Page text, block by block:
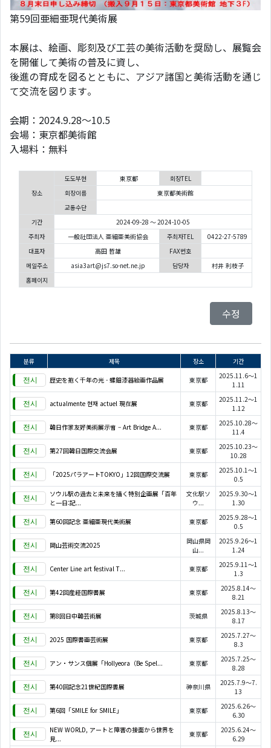
第59回亜細亜現代美術展
本展は、絵画、彫刻及び工芸の美術活動を奨励し、展覧会
を開催して美術の普及に資し、
後進の育成を図るとともに、アジア諸国と美術活動を通じ
て交流を図ります。
会期：2024.9.28～10.5
会場：東京都美術館
入場料：無料
장소
도도부현 東京都
회장TEL
회장이름
東京都美術館
교통수단
기간
2024-09-28 ～ 2024-10-05
주최자
一般社団法人 亜細亜美術協会 주최자TEL
0422-27-5789
대표자
高田 哲雄
FAX번호
메일주소
asia3art@js7.so-net.ne.jp 담당자
村井 利枝子
홈페이지
수정
분류 제목 장소 기간
歴史を抱く千年の光 - 螺鈿漆器絵画作品展 東京都
2025.11.6～1
1.11
actualmente 현재 actuel 現在展 東京都
2025.11.2～1
1.12
韓日作家友好美術展示會 – Art Bridge A... 東京都
2025.10.28～
11.4
第27回韓日国際交流会展 東京都
2025.10.23～
10.28
「2025パラアートTOKYO」12回国際交流展 東京都
2025.10.1～1
0.5
ソウル駅の過去と未来を描く特別企画展「百年
と一日:記...
文化駅ソ
ウ...
2025.9.30～1
1.30
第60回記念 亜細亜現代美術展 東京都
2025.9.28～1
0.5
岡山芸術交流2025
岡山県岡
山...
2025.9.26～1
1.24
Center Line art festival T... 東京都
2025.9.11～1
1.3
第42回産経国際書展 東京都
2025.8.14～
8.21
第8回日中韓芸術展 茨城県
2025.8.13～
8.17
2025 国際書画芸術展 東京都
2025.7.27～
8.3
アン・サンス個展「Hollyeora（Be Spel... 東京都
2025.7.25～
8.28
第40回記念21世紀国際書展 神奈川県
2025.7.9～7.
13
第6回「SMILE for SMILE」 東京都
2025.6.26～
6.30
NEW WORLD, アートと障害の接面から世界を
見...
東京都
2025.6.24～
6.29